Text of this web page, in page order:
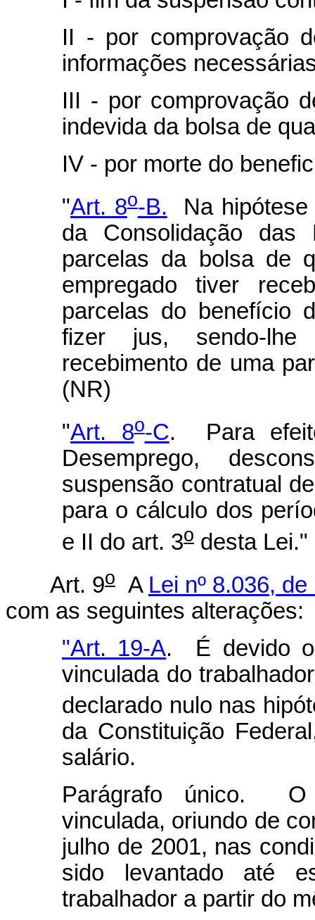
II - por comprovação
informações
III - por comprovação
indevida da bolsa de
IV - por morte do
"Art. 8o-B. Na
da Consolidação
parcelas da bolsa de
empregado tiver
parcelas do benefício
fizer jus, sendo-
recebimento de uma
(NR)
"Art. 8o-C. Para
Desemprego,
suspensão contratual
para o cálculo dos
e II do art. 3o desta Lei."
Art. 9o A Lei nº 8.036,
com as seguintes alterações:
"Art. 19-A. É devido o
vinculada do
declarado nulo nas
da Constituição
salário.
Parágrafo único. O
vinculada, oriundo de
julho de 2001, nas
sido levantado até
trabalhador a partir do